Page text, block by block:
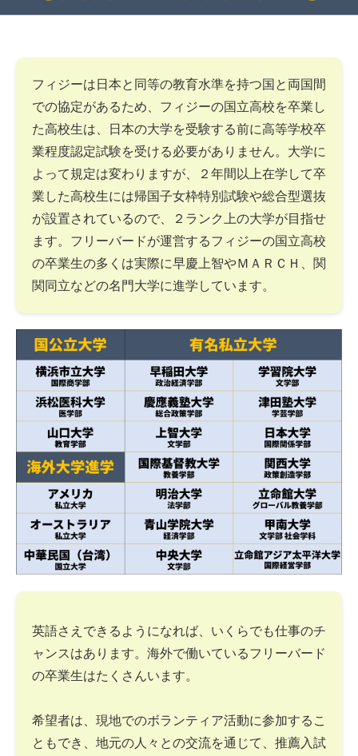
フィジーは日本と同等の教育水準を持つ国と両国間
での協定があるため、フィジーの国立高校を卒業し
た高校生は、日本の大学を受験する前に高等学校卒
業程度認定試験を受ける必要がありません。大学に
よって規定は変わりますが、２年間以上在学して卒
業した高校生には帰国子女枠特別試験や総合型選抜
が設置されているので、２ランク上の大学が目指せ
ます。フリーバードが運営するフィジーの国立高校
の卒業生の多くは実際に早慶上智やＭＡＲＣＨ、関
関同立などの名門大学に進学しています。
英語さえできるようになれば、いくらでも仕事のチ
ャンスはあります。海外で働いているフリーバード
の卒業生はたくさんいます。
希望者は、現地でのボランティア活動に参加するこ
ともでき、地元の人々との交流を通じて、推薦入試